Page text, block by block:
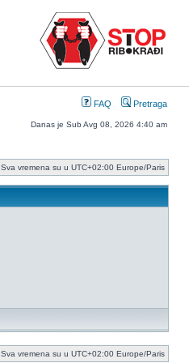
FAQ Pretraga
Danas je Sub Avg 08, 2026 4:40 am
Sva vremena su u UTC+02:00 Europe/Paris
Sva vremena su u UTC+02:00 Europe/Paris